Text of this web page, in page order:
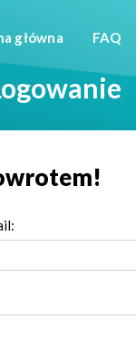
główna FAQ